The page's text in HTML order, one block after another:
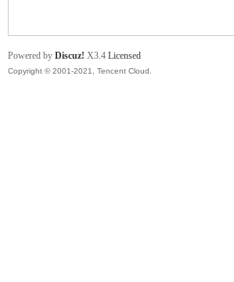
Powered by Discuz! X3.4 Licensed
Copyright © 2001-2021, Tencent Cloud.